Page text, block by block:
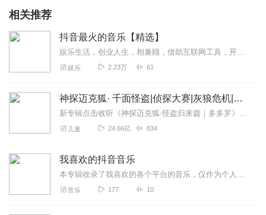
相关推荐
抖音最火的音乐【精选】
娱乐生活，创业人生，相兼顾，借助互联网工具，开创一份事业！然后做自己感兴趣的事！欢迎大家，加主播V：694782898交流，给自己一次改变命运的机会！！！
娱乐 2.23万 61
神探迈克狐· 千面怪盗|侦探大赛|灰狼危机|多多罗
新专辑点击收听《神探迈克狐·怪盗归来篇｜多多罗》！！！>>>点击进入主播橱窗购买《神探迈克狐》系列图书吧!<<<多多罗故事【点击前往】收听多多罗其他好玩有趣的故...
儿童 24.66亿 834
我喜欢的抖音音乐
本专辑收录了我喜欢的各个平台的音乐，仅作为个人欣赏，不做商业用途。
音乐 177 10